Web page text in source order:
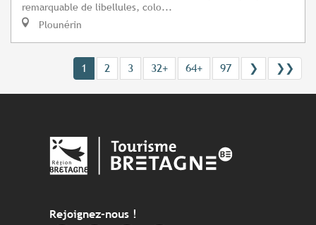
remarquable de libellules, colo...
Plounérin
1 2 3 32+ 64+ 97 ❯ ❯❯
Rejoignez-nous !